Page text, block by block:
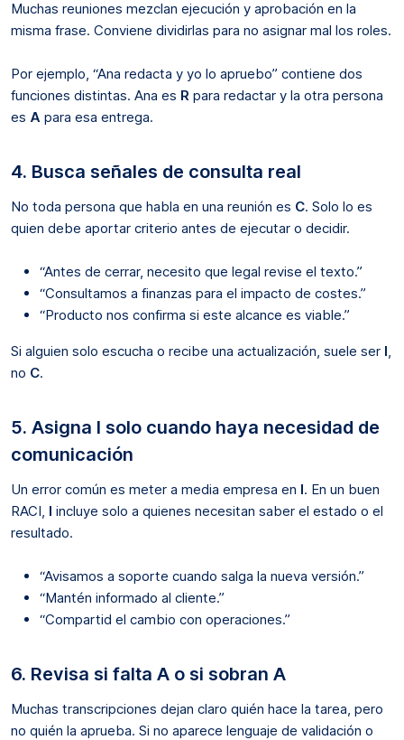
Muchas reuniones mezclan ejecución y aprobación en la
misma frase. Conviene dividirlas para no asignar mal los roles.
Por ejemplo, “Ana redacta y yo lo apruebo” contiene dos
funciones distintas. Ana es R para redactar y la otra persona
es A para esa entrega.
4. Busca señales de consulta real
No toda persona que habla en una reunión es C. Solo lo es
quien debe aportar criterio antes de ejecutar o decidir.
“Antes de cerrar, necesito que legal revise el texto.”
“Consultamos a finanzas para el impacto de costes.”
“Producto nos confirma si este alcance es viable.”
Si alguien solo escucha o recibe una actualización, suele ser I
no C.
5. Asigna I solo cuando haya necesidad de
comunicación
Un error común es meter a media empresa en I. En un buen
RACI, I incluye solo a quienes necesitan saber el estado o el
resultado.
“Avisamos a soporte cuando salga la nueva versión.”
“Mantén informado al cliente.”
“Compartid el cambio con operaciones.”
6. Revisa si falta A o si sobran A
Muchas transcripciones dejan claro quién hace la tarea, pero
no quién la aprueba. Si no aparece lenguaje de validación o